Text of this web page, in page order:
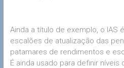
Ainda a título de exemplo, o IAS
escalões de atualização das
patamares de rendimentos e
É ainda usado para definir